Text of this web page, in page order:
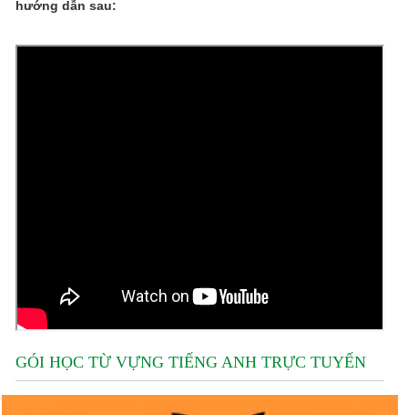
hướng dẫn sau:
GÓI HỌC TỪ VỰNG TIẾNG ANH TRỰC TUYẾN